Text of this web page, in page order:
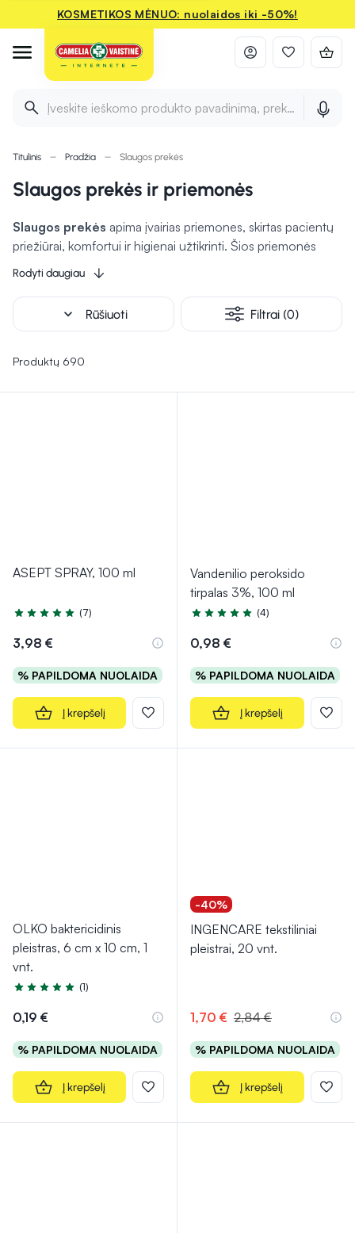
KOSMETIKOS MĖNUO: nuolaidos iki -50%!
Įveskite ieškomo produkto pavadinimą, prekės ženklą ir
Titulinis Pradžia Slaugos prekės
Slaugos prekės ir priemonės
Slaugos prekės apima įvairias priemones, skirtas pacientų
priežiūrai, komfortui ir higienai užtikrinti. Šios priemonės
naudojamos tiek ligoninėse, tiek namuose, padedant
rūpintis žmonėmis, kuriems reikalinga slauga dėl įvairių
sveikatos sutrikimų, nelaimingų atsitikimų ar senyvo amžiaus.
Slaugos priemonės apima tokius produktus kaip tvarsčiai,
higienos priemonės ir kt.
Rodyti daugiau
expand_more Rūšiuoti Filtrai (0)
Produktų 690
ASEPT SPRAY, 100 ml
Įvertinimas 5.0 iš 5
(7)
3,98 €
% PAPILDOMA NUOLAIDA
Į krepšelį
Vandenilio peroksido
tirpalas 3%, 100 ml
Įvertinimas 5.0 iš 5
(4)
0,98 €
% PAPILDOMA NUOLAIDA
Į krepšelį
OLKO baktericidinis
pleistras, 6 cm x 10 cm, 1
vnt.
Įvertinimas 5.0 iš 5
(1)
0,19 €
% PAPILDOMA NUOLAIDA
Į krepšelį
-40%
INGENCARE tekstiliniai
pleistrai, 20 vnt.
1,70 € 2,84 €
% PAPILDOMA NUOLAIDA
Į krepšelį